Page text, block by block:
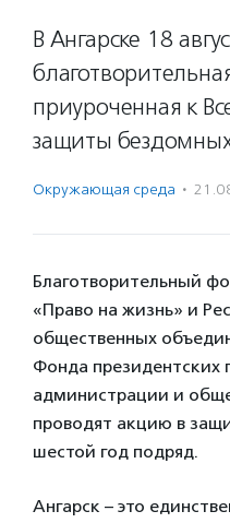
В Ангарске 18
приуроченная к
защиты
Окружающая среда ·
Благотворительный
«Право на жизнь» и
общественных
Фонда президентских
администрации и
проводят акцию в
шестой год подряд.
Ангарск – это